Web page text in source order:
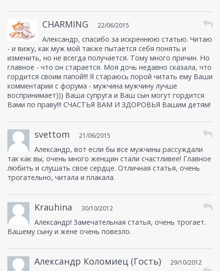
CHARMING 22/06/2015
Александр, спасибо за искреннюю статью. Читаю
- и вижу, как муж мой также пытается себя понять и
изменить, но не всегда получается. Тому много причин. Но
главное - что он старается. Моя дочь недавно сказала, что
гордится своим папой!!! Я стараюсь порой читать ему Ваши
комментарии с форума - мужчина мужчину лучше
воспринимает))) Ваша супруга и Ваш сын могут гордится
Вами по праву!!! СЧАСТЬЯ ВАМ И ЗДОРОВЬЯ Вашим детям!
svettom 21/06/2015
Александр, вот если бы все мужчины рассуждали
так как вы, очень много женщин стали счастливее! Главное
любить и слушать свое сердце. Отличная статья, очень
трогательно, читала и плакала.
Krauhina 30/10/2012
Александр! Замечательная статья, очень трогает.
Вашему сыну и жене очень повезло.
Александр Коломиец (Гость) 29/10/2012